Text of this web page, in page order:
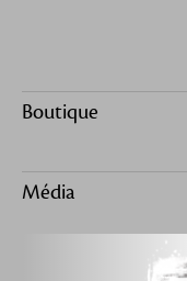
Boutique
Média